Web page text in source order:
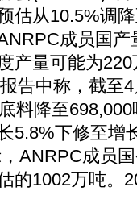
估从10.5%调
成员国
产量可能为
告中称，截至
料降至
5.8%下修至增
ANRPC成员
的1002万吨。